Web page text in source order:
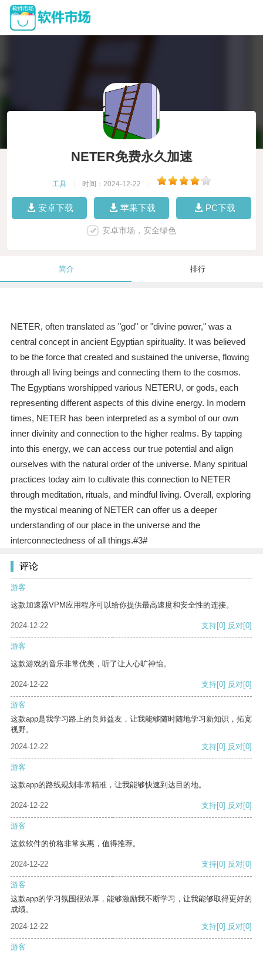
NETER免费永久加速
工具 时间：2024-12-22
安卓下载 苹果下载 PC下载
安卓市场，安全绿色
简介 排行
NETER, often translated as "god" or "divine power," was a
central concept in ancient Egyptian spirituality. It was believed
to be the force that created and sustained the universe, flowing
through all living beings and connecting them to the cosmos.
The Egyptians worshipped various NETERU, or gods, each
representing different aspects of this divine energy. In modern
times, NETER has been interpreted as a symbol of our own
inner divinity and connection to the higher realms. By tapping
into this energy, we can access our true potential and align
ourselves with the natural order of the universe. Many spiritual
practices today aim to cultivate this connection to NETER
through meditation, rituals, and mindful living. Overall, exploring
the mystical meaning of NETER can offer us a deeper
understanding of our place in the universe and the
interconnectedness of all things.#3#
评论
游客
这款加速器VPM应用程序可以给你提供最高速度和安全性的连接。
2024-12-22 支持[0] 反对[0]
游客
这款游戏的音乐非常优美，听了让人心旷神怡。
2024-12-22 支持[0] 反对[0]
游客
这款app是我学习路上的良师益友，让我能够随时随地学习新知识，拓宽
视野。
2024-12-22
支持[0] 反对[0]
游客
这款app的路线规划非常精准，让我能够快速到达目的地。
2024-12-22 支持[0] 反对[0]
游客
这款软件的价格非常实惠，值得推荐。
2024-12-22 支持[0] 反对[0]
游客
这款app的学习氛围很浓厚，能够激励我不断学习，让我能够取得更好的
成绩。
2024-12-22
支持[0] 反对[0]
游客